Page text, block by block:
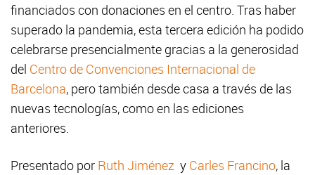
financiados con donaciones en el centro. Tras haber
superado la pandemia, esta tercera edición ha podido
celebrarse presencialmente gracias a la generosidad
del Centro de Convenciones Internacional de
Barcelona, pero también desde casa a través de las
nuevas tecnologías, como en las ediciones
anteriores.
Presentado por Ruth Jiménez y Carles Francino, la